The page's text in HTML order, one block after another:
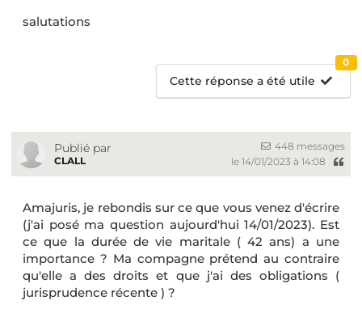
salutations
Cette réponse a été utile
0
Publié par
CLALL
448 messages
le 14/01/2023 à 14:08
Amajuris, je rebondis sur ce que vous venez d'écrire
(j'ai posé ma question aujourd'hui 14/01/2023). Est
ce que la durée de vie maritale ( 42 ans) a une
importance ? Ma compagne prétend au contraire
qu'elle a des droits et que j'ai des obligations (
jurisprudence récente ) ?